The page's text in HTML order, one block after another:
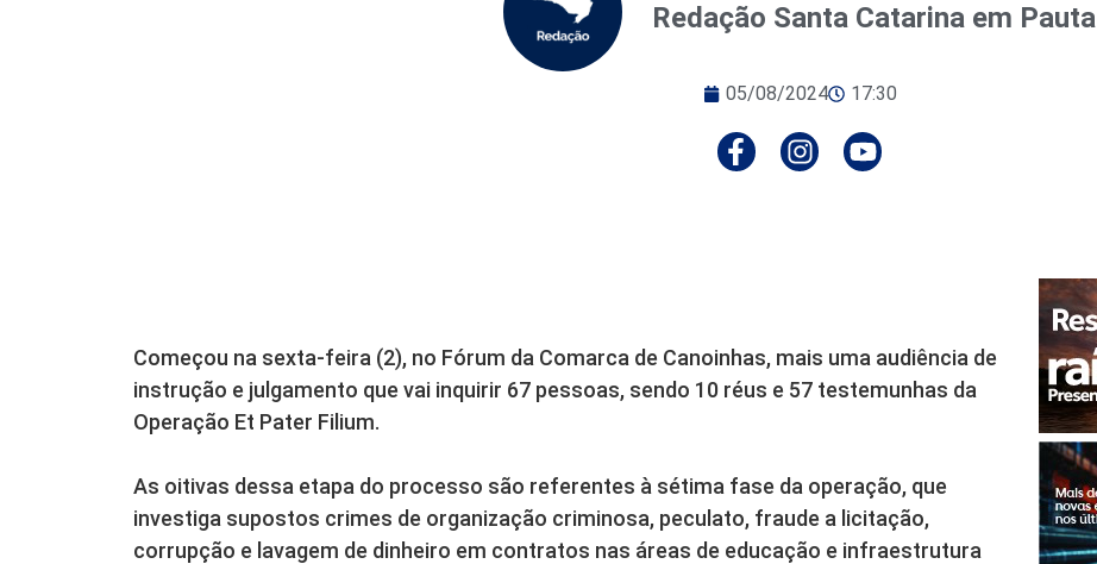
Redação Santa Catarina em Pauta
05/08/2024 17:30
Começou na sexta-feira (2), no Fórum da Comarca de Canoinhas, mais uma audiência de
instrução e julgamento que vai inquirir 67 pessoas, sendo 10 réus e 57 testemunhas da
Operação Et Pater Filium.
As oitivas dessa etapa do processo são referentes à sétima fase da operação, que
investiga supostos crimes de organização criminosa, peculato, fraude a licitação,
corrupção e lavagem de dinheiro em contratos nas áreas de educação e infraestrutura